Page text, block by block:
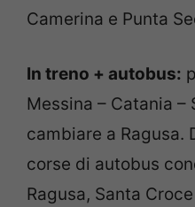
Camerina e Punta
In treno + autobus:
Messina – Catania –
cambiare a Ragusa.
corse di autobus
Ragusa, Santa